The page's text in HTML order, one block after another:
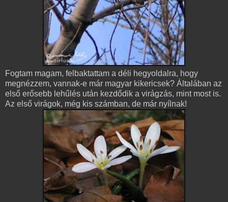
Fogtam magam, felbaktattam a déli hegyoldalra, hogy
megnézzem, vannak-e már magyar kikericsek? Általában az
első erősebb lehűlés után kezdődik a virágzás, mint most is.
Az első virágok, még kis számban, de már nyílnak!